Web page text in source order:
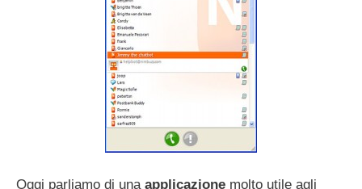
Oggi parliamo di una applicazione molto utile agli